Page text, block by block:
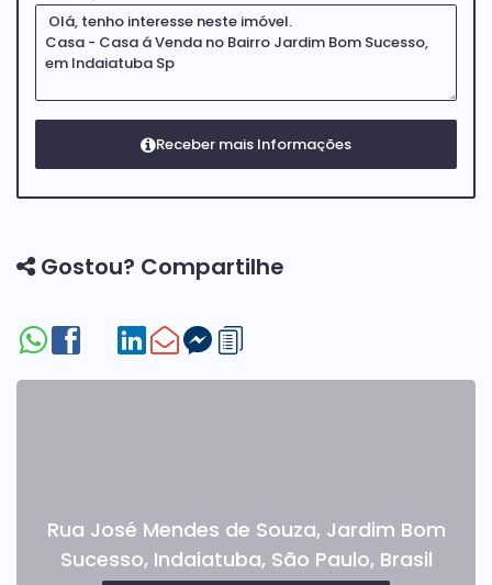
Gostou? Compartilhe
Rua José Mendes de Souza, Jardim Bom
Sucesso, Indaiatuba, São Paulo, Brasil